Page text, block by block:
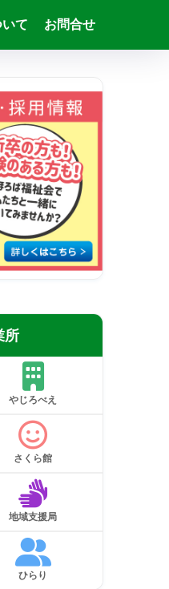
て お問合せ
所
やじろべえ
さくら館
地域支援局
ひらり